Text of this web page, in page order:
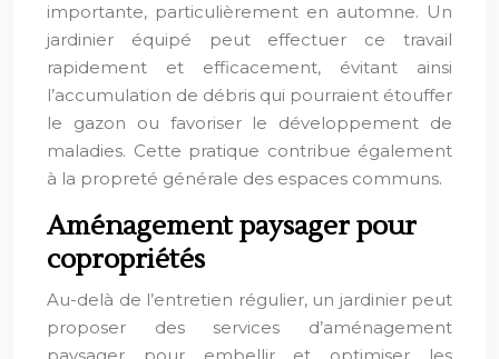
importante, particulièrement en automne. Un
jardinier équipé peut effectuer ce travail
rapidement et efficacement, évitant ainsi
l’accumulation de débris qui pourraient étouffer
le gazon ou favoriser le développement de
maladies. Cette pratique contribue également
à la propreté générale des espaces communs.
Aménagement paysager pour
copropriétés
Au-delà de l’entretien régulier, un jardinier peut
proposer des services d’aménagement